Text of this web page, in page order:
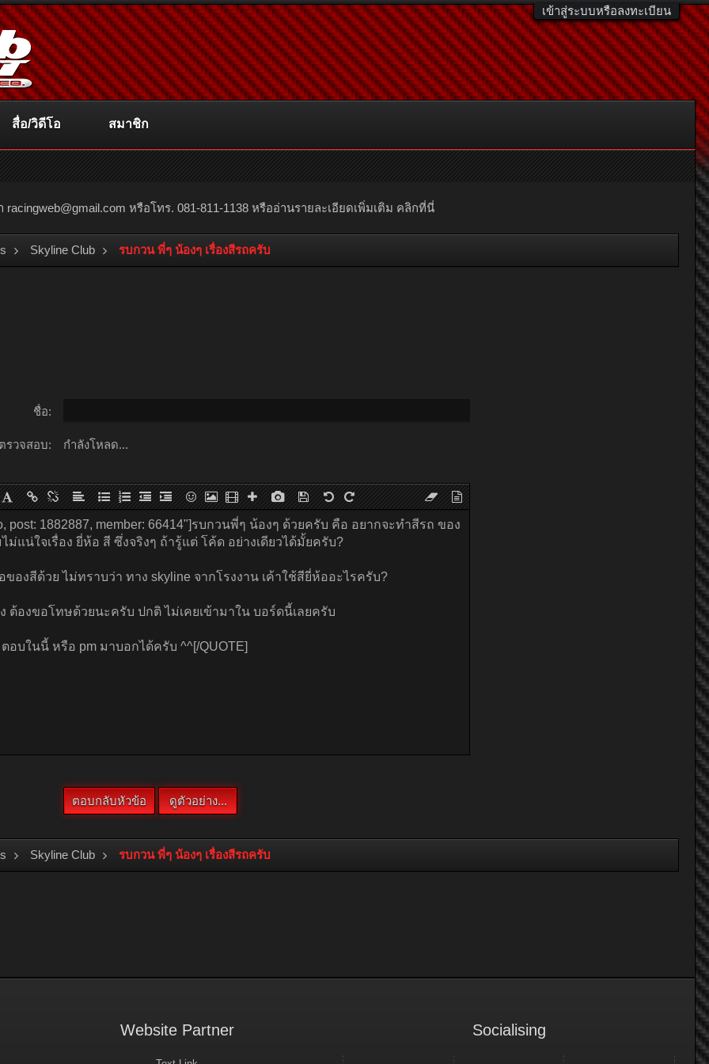
เข้าสู่ระบบหรือลงทะเบียน
racingweb@gmail.com หรือโทร. 081-811-1138 หรืออ่านรายละเอียดเพิ่มเติม คลิกที่นี่
Skyline Club รบกวน พี่ๆ น้องๆ เรื่องสีรถครับ
ชื่อ:
รวจสอบ: กำลังโหลด...
Skyline Club รบกวน พี่ๆ น้องๆ เรื่องสีรถครับ
สื่อ/วิดีโอ สมาชิก
Website Partner Socialising